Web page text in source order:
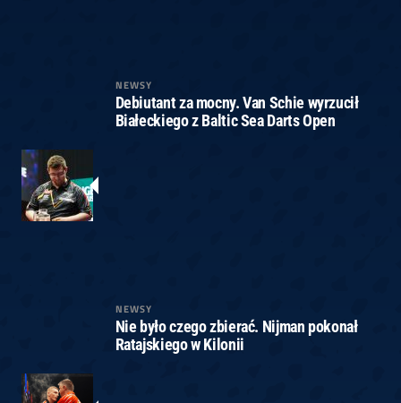
NEWSY
Debiutant za mocny. Van Schie wyrzucił
Białeckiego z Baltic Sea Darts Open
NEWSY
Nie było czego zbierać. Nijman pokonał
Ratajskiego w Kilonii